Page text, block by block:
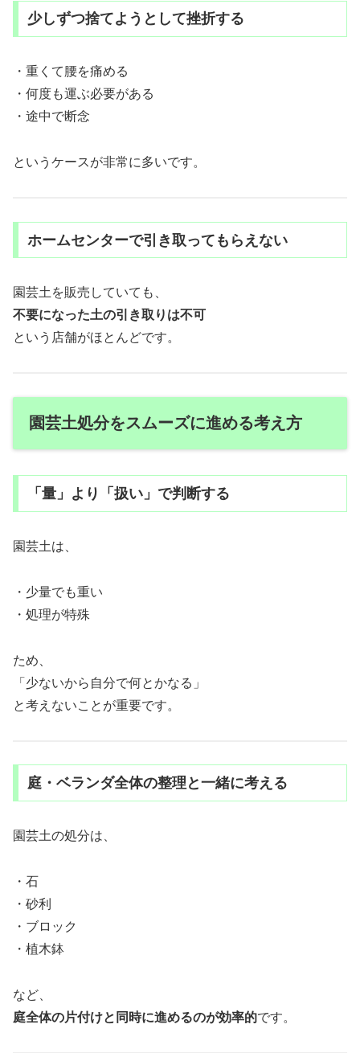
少しずつ捨てようとして挫折する
・重くて腰を痛める
・何度も運ぶ必要がある
・途中で断念
というケースが非常に多いです。
ホームセンターで引き取ってもらえない
園芸土を販売していても、
不要になった土の引き取りは不可
という店舗がほとんどです。
園芸土処分をスムーズに進める考え方
「量」より「扱い」で判断する
園芸土は、
・少量でも重い
・処理が特殊
ため、
「少ないから自分で何とかなる」
と考えないことが重要です。
庭・ベランダ全体の整理と一緒に考える
園芸土の処分は、
・石
・砂利
・ブロック
・植木鉢
など、
庭全体の片付けと同時に進めるのが効率的です。